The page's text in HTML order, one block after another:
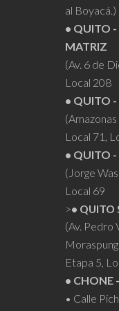
al Boyacá.)
• QUITO
MATRIZ
(Av. 6 de
Local 208
• QUITO -
Local 71,
• QUITO -
(Jorge
Local 69
>• QUITO
(Av. Pedro
Etapa 5,
• CHONE
• Calle